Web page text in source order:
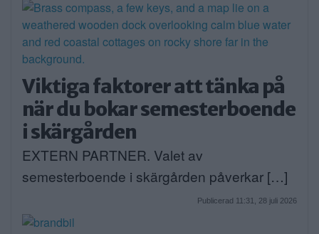
Viktiga faktorer att tänka på
när du bokar semesterboende
i skärgården
EXTERN PARTNER. Valet av
semesterboende i skärgården påverkar […]
Publicerad 11:31, 28 juli 2026